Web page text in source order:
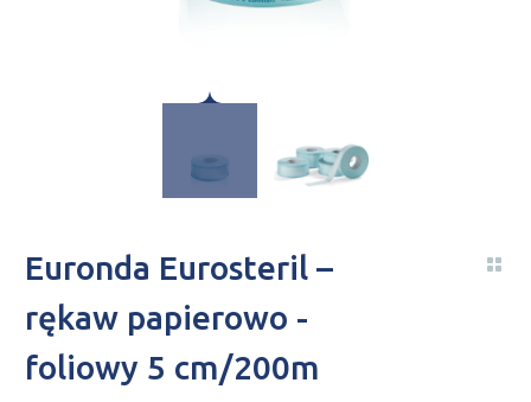
Euronda Eurosteril –
rękaw papierowo -
foliowy 5 cm/200m